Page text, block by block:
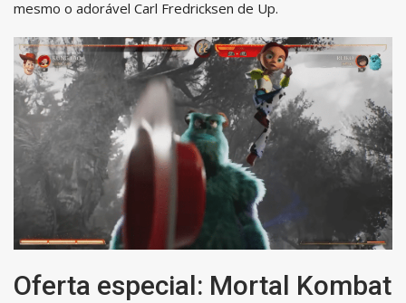
mesmo o adorável Carl Fredricksen de Up.
Oferta especial: Mortal Kombat